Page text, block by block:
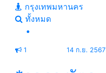
กรุงเทพมหานคร
ทั้งหมด
1 14 ก.ย. 2567